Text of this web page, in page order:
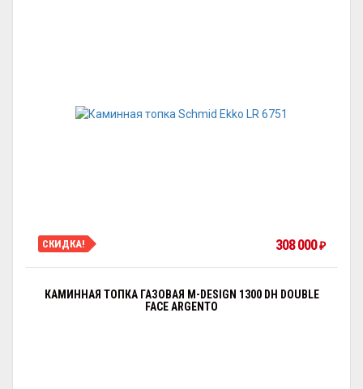
СКИДКА! 308 000₽
КАМИННАЯ ТОПКА ГАЗОВАЯ M-DESIGN 1300 DH DOUBLE
FACE ARGENTO